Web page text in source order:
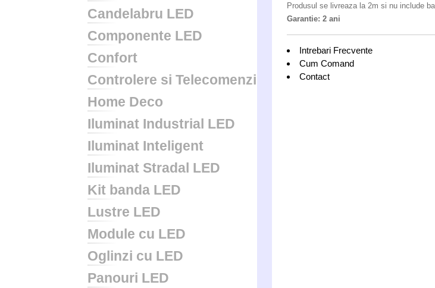
Candelabru LED
Componente LED
Confort
Controlere si Telecomenzi
Home Deco
Iluminat Industrial LED
Iluminat Inteligent
Iluminat Stradal LED
Kit banda LED
Lustre LED
Module cu LED
Oglinzi cu LED
Panouri LED
Produsul se livreaza la 2m si nu include
Garantie: 2 ani
Intrebari Frecvente
Cum Comand
Contact